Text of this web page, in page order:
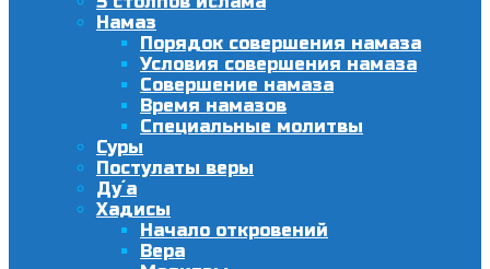
Намаз
Порядок совершения намаза
Условия совершения намаза
Совершение намаза
Время намазов
Специальные молитвы
Суры
Постулаты веры
Ду´а
Хадисы
Начало откровений
Вера